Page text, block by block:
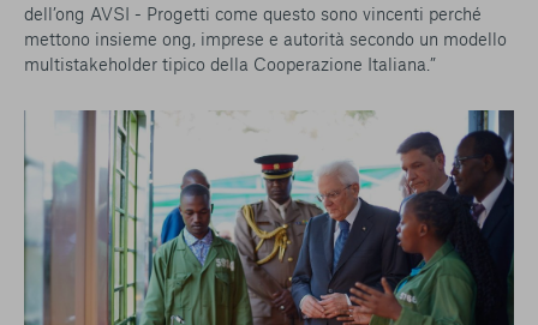
dell’ong AVSI - Progetti come questo sono vincenti perché
mettono insieme ong, imprese e autorità secondo un modello
multistakeholder tipico della Cooperazione Italiana.”